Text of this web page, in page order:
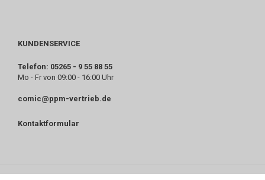
KUNDENSERVICE
Telefon: 05265 - 9 55 88 55
Mo - Fr von 09:00 - 16:00 Uhr
comic@ppm-vertrieb.de
Kontaktformular